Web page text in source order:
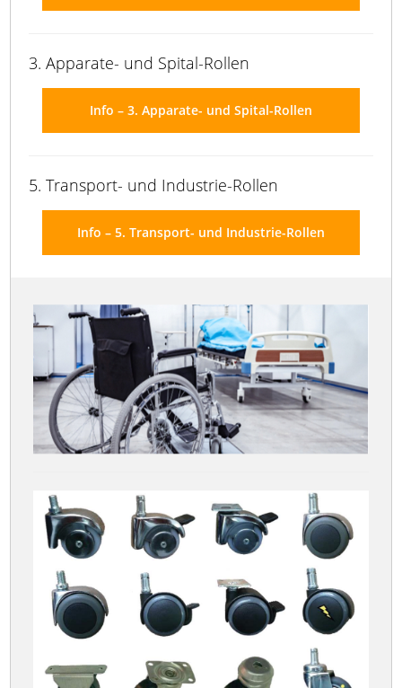
3. Apparate- und Spital-Rollen
Info – 3. Apparate- und Spital-Rollen
5. Transport- und Industrie-Rollen
Info – 5. Transport- und Industrie-Rollen